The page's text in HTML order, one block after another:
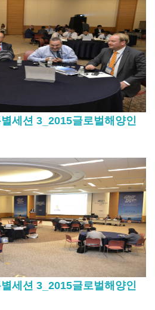
세션 3_2015글로벌해양인
세션 3_2015글로벌해양인